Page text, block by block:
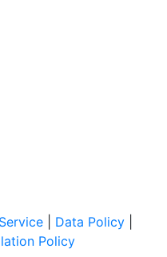
Data Policy
Policy